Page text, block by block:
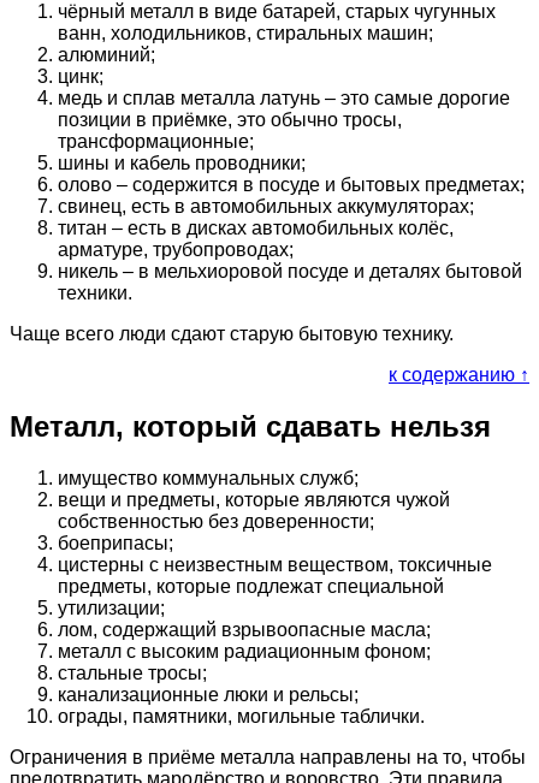
чёрный металл в виде батарей, старых чугунных
ванн, холодильников, стиральных машин;
алюминий;
цинк;
медь и сплав металла латунь – это самые дорогие
позиции в приёмке, это обычно тросы,
трансформационные;
шины и кабель проводники;
олово – содержится в посуде и бытовых предметах;
свинец, есть в автомобильных аккумуляторах;
титан – есть в дисках автомобильных колёс,
арматуре, трубопроводах;
никель – в мельхиоровой посуде и деталях бытовой
техники.
Чаще всего люди сдают старую бытовую технику.
к содержанию ↑
Металл, который сдавать нельзя
имущество коммунальных служб;
вещи и предметы, которые являются чужой
собственностью без доверенности;
боеприпасы;
цистерны с неизвестным веществом, токсичные
предметы, которые подлежат специальной
утилизации;
лом, содержащий взрывоопасные масла;
металл с высоким радиационным фоном;
стальные тросы;
канализационные люки и рельсы;
ограды, памятники, могильные таблички.
Ограничения в приёме металла направлены на то, чтобы
предотвратить мародёрство и воровство. Эти правила